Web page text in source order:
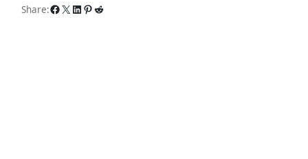
Share:Facebook X LinkedIn Pinterest Reddit